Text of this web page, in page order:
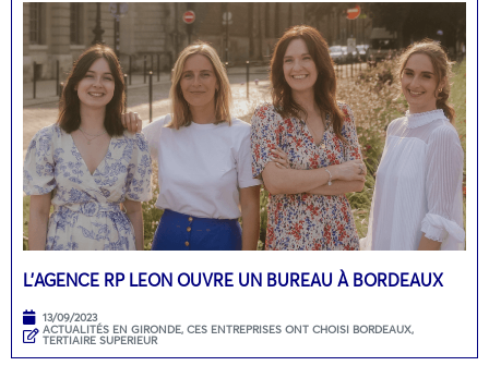
L’AGENCE RP LEON OUVRE UN BUREAU À BORDEAUX
13/09/2023
ACTUALITÉS EN GIRONDE, CES ENTREPRISES ONT CHOISI BORDEAUX,
TERTIAIRE SUPERIEUR